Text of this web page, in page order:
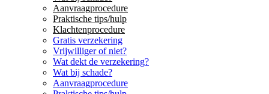
Aanvraagprocedure
Praktische tips/hulp
Klachtenprocedure
Gratis verzekering
Vrijwilliger of niet?
Wat dekt de verzekering?
Wat bij schade?
Aanvraagprocedure